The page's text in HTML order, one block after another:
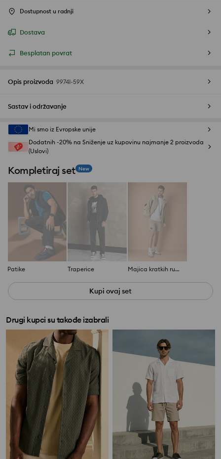
Dostupnost u radnji
Dostava
Besplatan povrat
Opis proizvoda 9974I-59X
Sastav i održavanje
Mi smo iz Evropske unije
Dodatnih -20% na Sniženje uz kupovinu najmanje 2 proizvoda
(Uslovi)
Kompletiraj set New
Patike Traperice Majica kratkih rukava Basic
Kupi ovaj set
Drugi kupci su takođe izabrali